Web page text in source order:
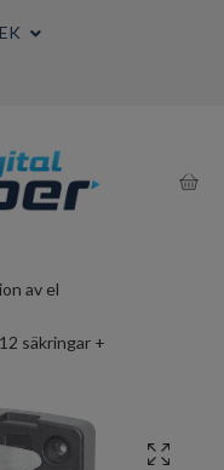
av el
säkringar +